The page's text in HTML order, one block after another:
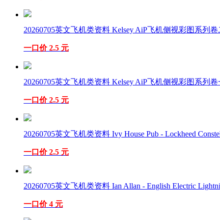
20260705英文飞机类资料 Kelsey AiP飞机侧视彩图系列卷
一口价 2.5 元
20260705英文飞机类资料 Kelsey AiP飞机侧视彩图系列卷
一口价 2.5 元
20260705英文飞机类资料 Ivy House Pub - Lockheed
一口价 2.5 元
20260705英文飞机类资料 Ian Allan - English Electric
一口价 4 元